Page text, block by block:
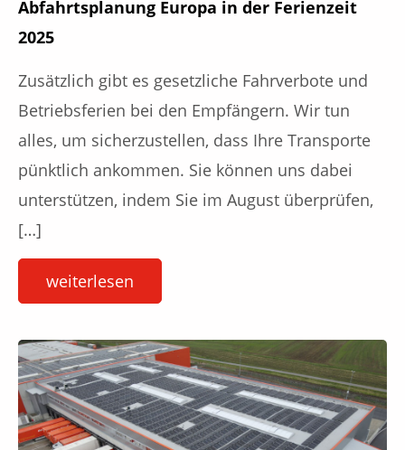
Abfahrtsplanung Europa in der Ferienzeit
2025
Zusätzlich gibt es gesetzliche Fahrverbote und
Betriebsferien bei den Empfängern. Wir tun
alles, um sicherzustellen, dass Ihre Transporte
pünktlich ankommen. Sie können uns dabei
unterstützen, indem Sie im August überprüfen,
[…]
weiterlesen